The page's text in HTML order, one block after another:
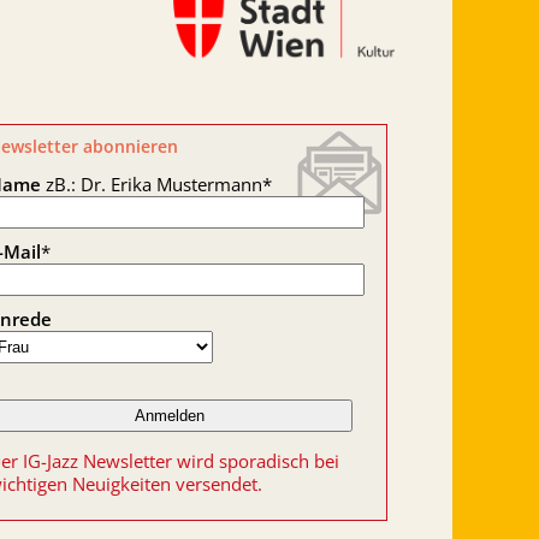
abonnieren
zB.: Dr. Erika Mustermann*
Mail*
IG-Jazz Newsletter wird sporadisch bei
Neuigkeiten versendet.